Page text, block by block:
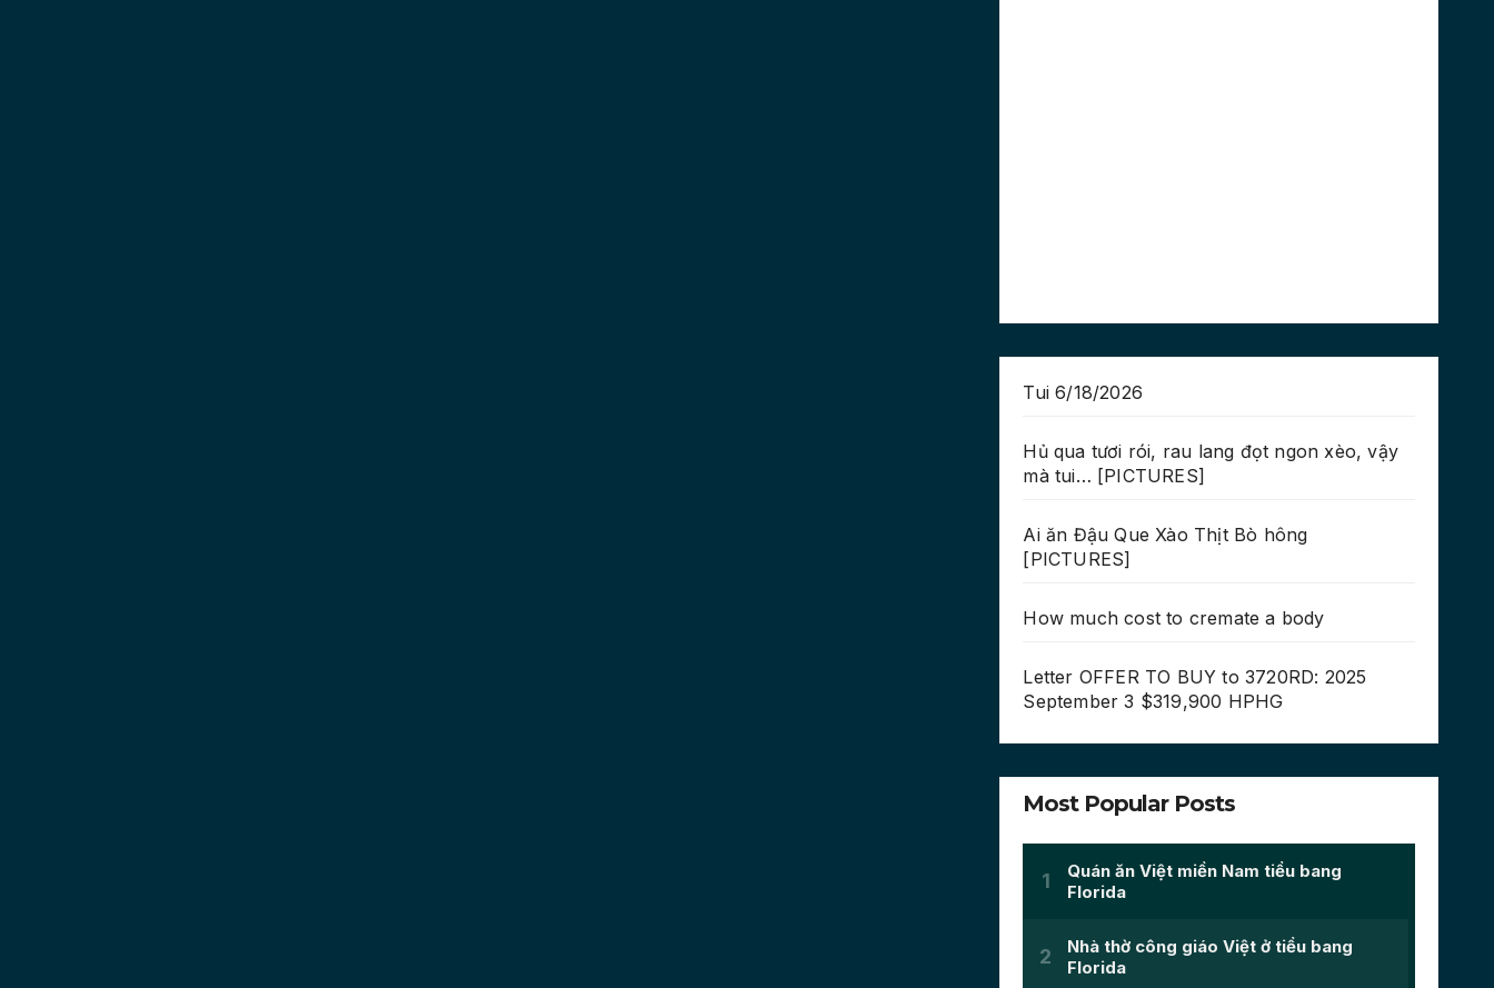
Tui 6/18/2026
Hủ qua tươi rói, rau lang đọt ngon xèo, vậy
mà tui… [PICTURES]
Ai ăn Đậu Que Xào Thịt Bò hông
[PICTURES]
How much cost to cremate a body
Letter OFFER TO BUY to 3720RD: 2025
September 3 $319,900 HPHG
Most Popular Posts